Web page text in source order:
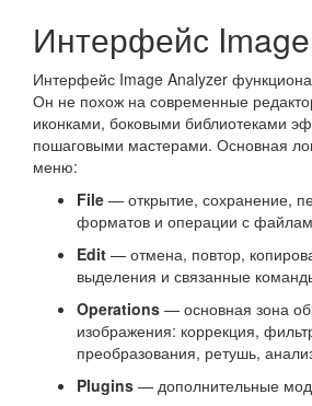
Интерфейс
Интерфейс Image Analyzer
Он не похож на современные
иконками, боковыми библиотеками
пошаговыми мастерами. Основная
меню:
File — открытие, сохранение,
форматов и операции с
Edit — отмена, повтор,
выделения и связанные
Operations — основная зона
изображения: коррекция,
преобразования, ретушь,
Plugins — дополнительные